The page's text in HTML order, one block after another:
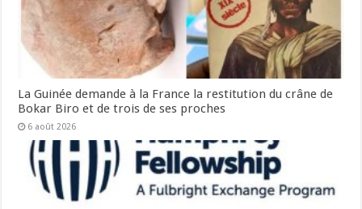
La Guinée demande à la France la restitution du crâne de
Bokar Biro et de trois de ses proches
6 août 2026